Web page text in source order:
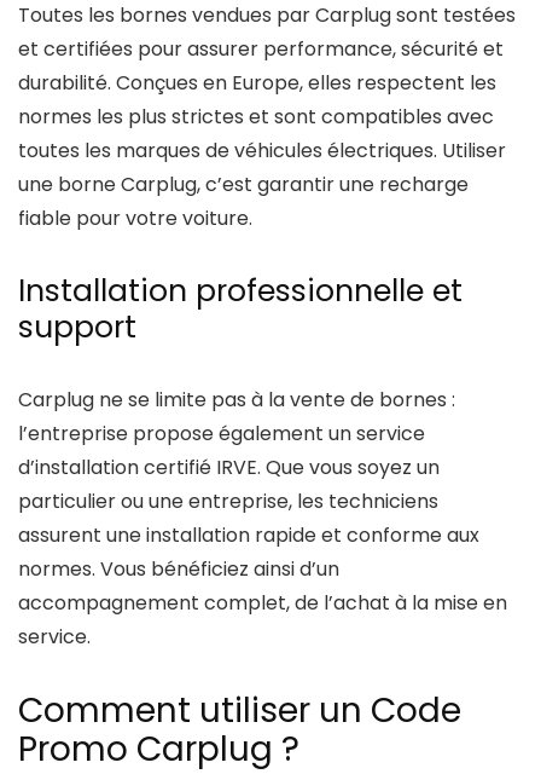
Toutes les bornes vendues par Carplug sont testées
et certifiées pour assurer performance, sécurité et
durabilité. Conçues en Europe, elles respectent les
normes les plus strictes et sont compatibles avec
toutes les marques de véhicules électriques. Utiliser
une borne Carplug, c’est garantir une recharge
fiable pour votre voiture.
Installation professionnelle et
support
Carplug ne se limite pas à la vente de bornes :
l’entreprise propose également un service
d’installation certifié IRVE. Que vous soyez un
particulier ou une entreprise, les techniciens
assurent une installation rapide et conforme aux
normes. Vous bénéficiez ainsi d’un
accompagnement complet, de l’achat à la mise en
service.
Comment utiliser un Code
Promo Carplug ?